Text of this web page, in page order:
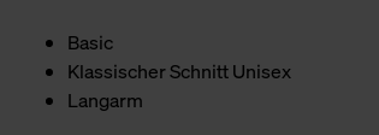
Basic
Klassischer Schnitt Unisex
Langarm